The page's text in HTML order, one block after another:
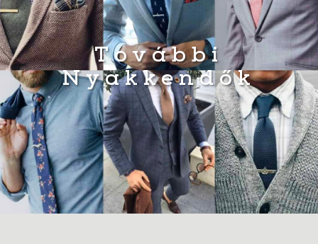
További
Nyakkendők